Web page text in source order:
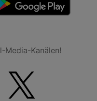
Media-Kanälen!